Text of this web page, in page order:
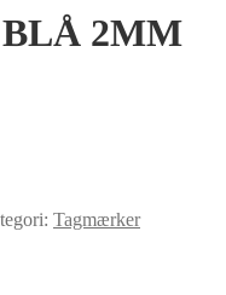
2MM
Tagmærker